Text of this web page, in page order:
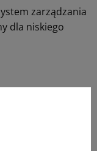
zarządzania
dla niskiego